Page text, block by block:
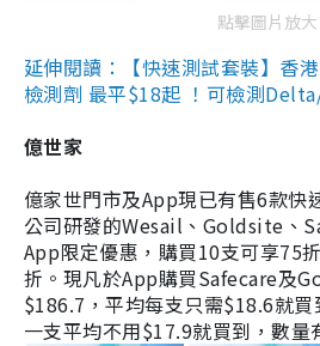
點擊圖片放大
延伸閱讀：【快速測試套裝】香
檢測劑 最平$18起 ！可檢測
億世家
億家世門市及App現已有售6款快
公司研發的Wesail、Goldsite、
App限定優惠，購買10支可享75
折。現凡於App購買Safecare及
$186.7，平均每支只需$18.6就
一支平均不用$17.9就買到，數量